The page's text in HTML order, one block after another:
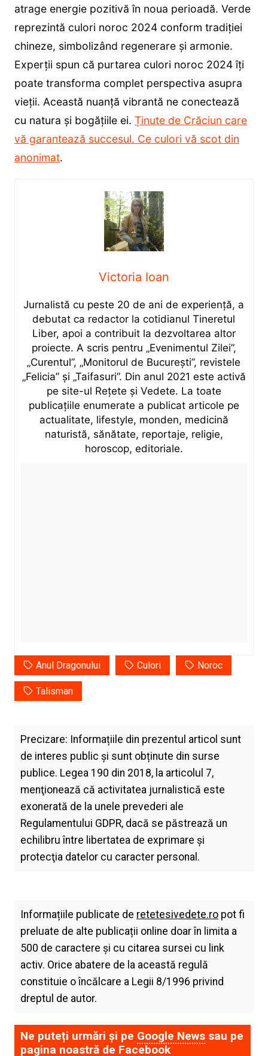
atrage energie pozitivă în noua perioadă. Verde
reprezintă culori noroc 2024 conform tradiției
chineze, simbolizând regenerare și armonie.
Experții spun că purtarea culori noroc 2024 îți
poate transforma complet perspectiva asupra
vieții. Această nuanță vibrantă ne conectează
cu natura și bogățiile ei. Ținute de Crăciun care
vă garantează succesul. Ce culori vă scot din
anonimat.
Victoria Ioan
Jurnalistă cu peste 20 de ani de experiență, a
debutat ca redactor la cotidianul Tineretul
Liber, apoi a contribuit la dezvoltarea altor
proiecte. A scris pentru „Evenimentul Zilei”,
„Curentul”, „Monitorul de București”, revistele
„Felicia” și „Taifasuri”. Din anul 2021 este activă
pe site-ul Rețete și Vedete. La toate
publicațiile enumerate a publicat articole pe
actualitate, lifestyle, monden, medicină
naturistă, sănătate, reportaje, religie,
horoscop, editoriale.
Anul Dragonului Culori Noroc
Talisman
Precizare: Informațiile din prezentul articol sunt
de interes public și sunt obținute din surse
publice. Legea 190 din 2018, la articolul 7,
menţionează că activitatea jurnalistică este
exonerată de la unele prevederi ale
Regulamentului GDPR, dacă se păstrează un
echilibru între libertatea de exprimare şi
protecţia datelor cu caracter personal.
Informațiile publicate de retetesivedete.ropot fi
preluate de alte publicații online doar în limita a
500 de caractere și cu citarea sursei cu link
activ. Orice abatere de la această regulă
constituie o încălcare a Legii 8/1996 privind
dreptul de autor.
Ne puteți urmări și pe Google Newssau pe
pagina noastră de Facebook